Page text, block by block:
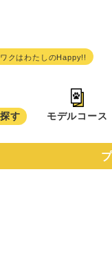
す モデルコース